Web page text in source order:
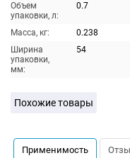
Объем
упаковки, л:
0.7
Масса, кг:
0.238
Ширина
упаковки,
мм:
54
Похожие товары
Применимость